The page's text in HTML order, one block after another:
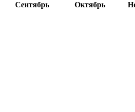
Сентябрь Октябрь